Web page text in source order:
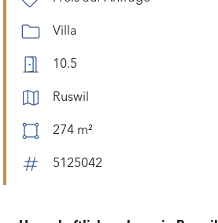
Villa
10.5
Ruswil
274 m²
5125042